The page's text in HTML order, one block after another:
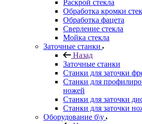
Раскрой стекла
Обработка кромки
Обработка фацета
Сверление стекла
Мойка стекла
Заточные станки
Назад
Заточные станки
Станки для заточки
Станки для
ножей
Станки для заточки
Станки для заточки
Оборудование б\у